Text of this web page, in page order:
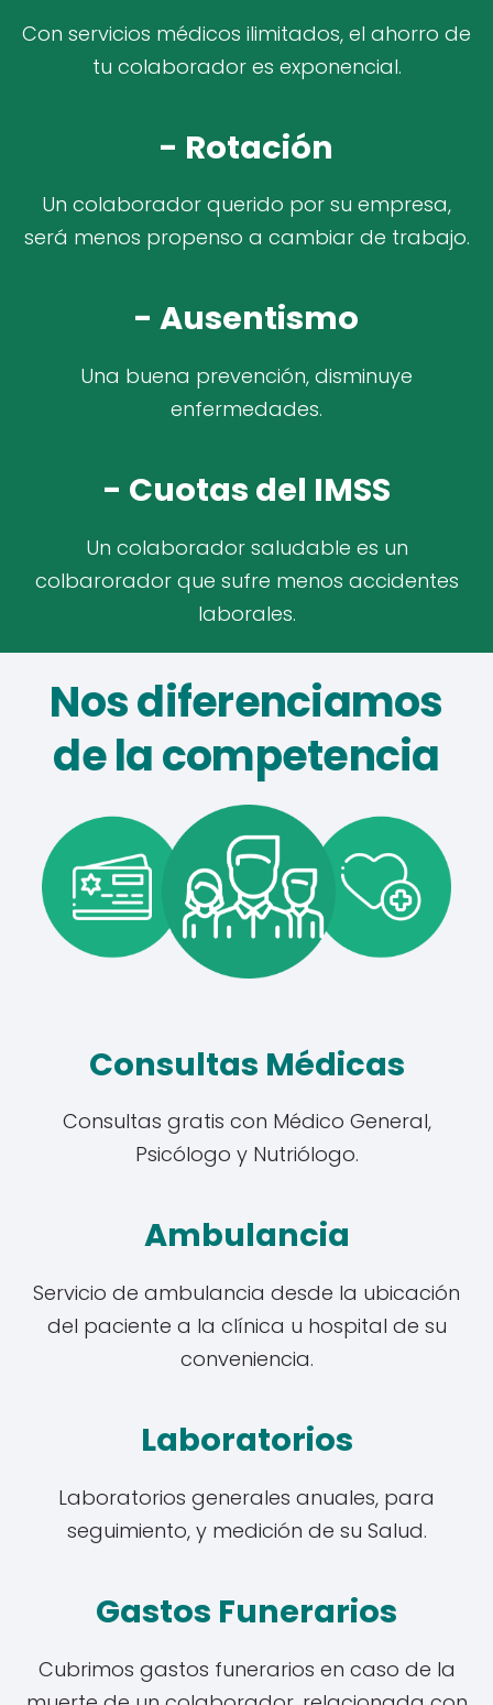
Con servicios médicos ilimitados, el ahorro de
tu colaborador es exponencial.
- Rotación
Un colaborador querido por su empresa,
será menos propenso a cambiar de trabajo.
- Ausentismo
Una buena prevención, disminuye
enfermedades.
- Cuotas del IMSS
Un colaborador saludable es un
colbarorador que sufre menos accidentes
laborales.
Nos diferenciamos
de la competencia
Consultas Médicas
Consultas gratis con Médico General,
Psicólogo y Nutriólogo.
Ambulancia
Servicio de ambulancia desde la ubicación
del paciente a la clínica u hospital de su
conveniencia.
Laboratorios
Laboratorios generales anuales, para
seguimiento, y medición de su Salud.
Gastos Funerarios
Cubrimos gastos funerarios en caso de la